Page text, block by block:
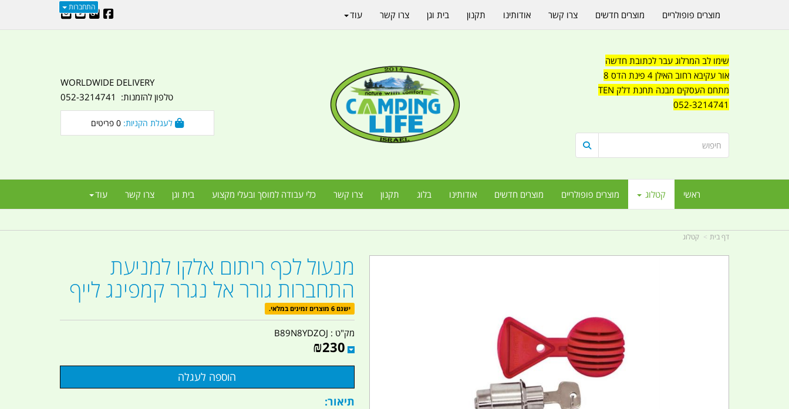
התחברות
שימו לב המרלוג עבר לכתובת חדשה
אור עקיבא רחוב האילן 4 פינת הדס 8
מתחם העסקים מבנה תחנת דלק TEN
052-3214741
WORLDWIDE DELIVERY
טלפון להזמנות: 052-3214741
0
ראשי קטלוג מוצרים פופולריים מוצרים חדשים אודותינו בלוג תקנון צרו קשר כלי עבודה למוסך ובעלי מקצוע בית וגן צרו קשר עוד
מוצרים פופולריים מוצרים חדשים צרו קשר אודותינו תקנון בית וגן צרו קשר עוד
דף בית קטלוג
מנעול לכף ריתום אלקו למניעת
התחברות גורר אל נגרר קמפינג לייף
ישנם 6 מוצרים זמינים במלאי.
מק"ט : B89N8YDZOJ
₪230
תיאור: